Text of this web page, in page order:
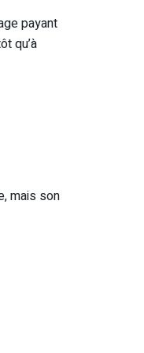
payant
qu’à
mais son